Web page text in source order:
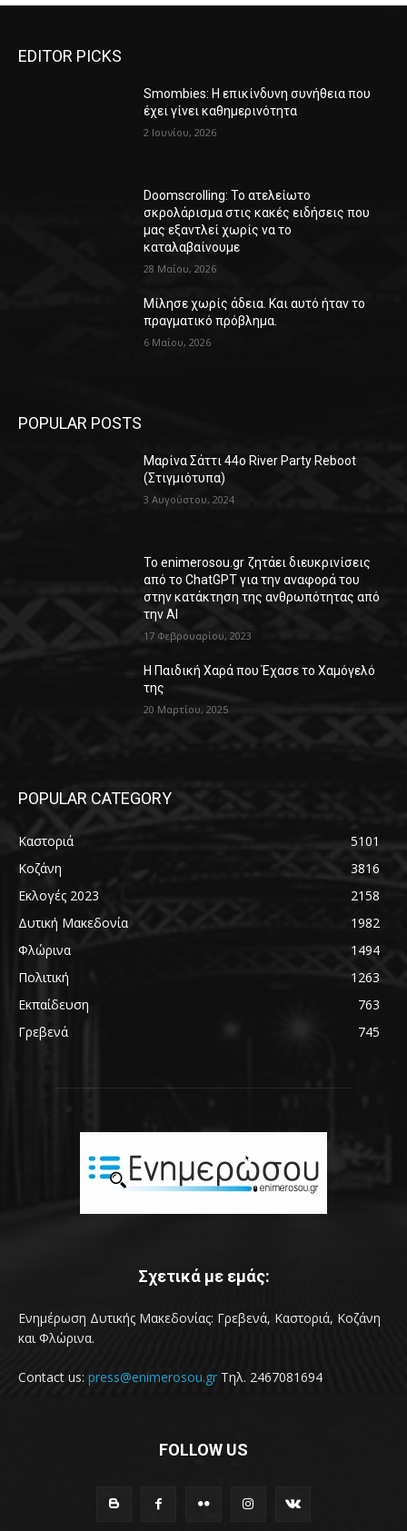
EDITOR PICKS
Smombies: Η επικίνδυνη συνήθεια που
έχει γίνει καθημερινότητα
2 Ιουνίου, 2026
Doomscrolling: Το ατελείωτο
σκρολάρισμα στις κακές ειδήσεις που
μας εξαντλεί χωρίς να το
καταλαβαίνουμε
28 Μαΐου, 2026
Μίλησε χωρίς άδεια. Και αυτό ήταν το
πραγματικό πρόβλημα.
6 Μαΐου, 2026
POPULAR POSTS
Μαρίνα Σάττι 44o River Party Reboot
(Στιγμιότυπα)
3 Αυγούστου, 2024
Το enimerosou.gr ζητάει διευκρινίσεις
από το ChatGPT για την αναφορά του
στην κατάκτηση της ανθρωπότητας από
την AI
17 Φεβρουαρίου, 2023
Η Παιδική Χαρά που Έχασε το Χαμόγελό
της
20 Μαρτίου, 2025
POPULAR CATEGORY
Καστοριά
5101
Κοζάνη
3816
Εκλογές 2023
2158
Δυτική Μακεδονία
1982
Φλώρινα
1494
Πολιτική
1263
Εκπαίδευση
763
Γρεβενά
745
Σχετικά με εμάς:
Ενημέρωση Δυτικής Μακεδονίας: Γρεβενά, Καστοριά, Κοζάνη
και Φλώρινα.
Contact us: press@enimerosou.gr Τηλ. 2467081694
FOLLOW US